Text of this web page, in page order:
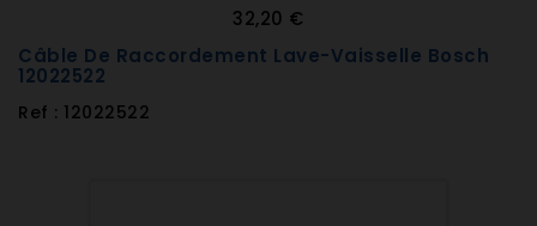
32,20 €
Câble De Raccordement Lave-Vaisselle Bosch
12022522
Ref : 12022522